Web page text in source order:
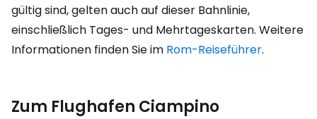
gültig sind, gelten auch auf dieser Bahnlinie,
einschließlich Tages- und Mehrtageskarten. Weitere
Informationen finden Sie im Rom-Reiseführer.
Zum Flughafen Ciampino